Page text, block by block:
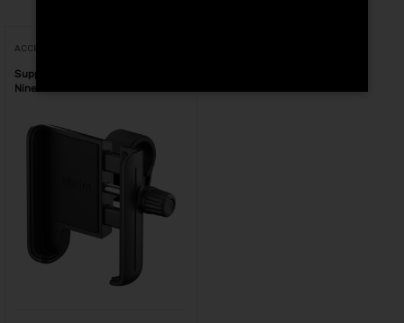
ACCESSOIRES
Support de téléphone Segway
Ninebot au Maroc